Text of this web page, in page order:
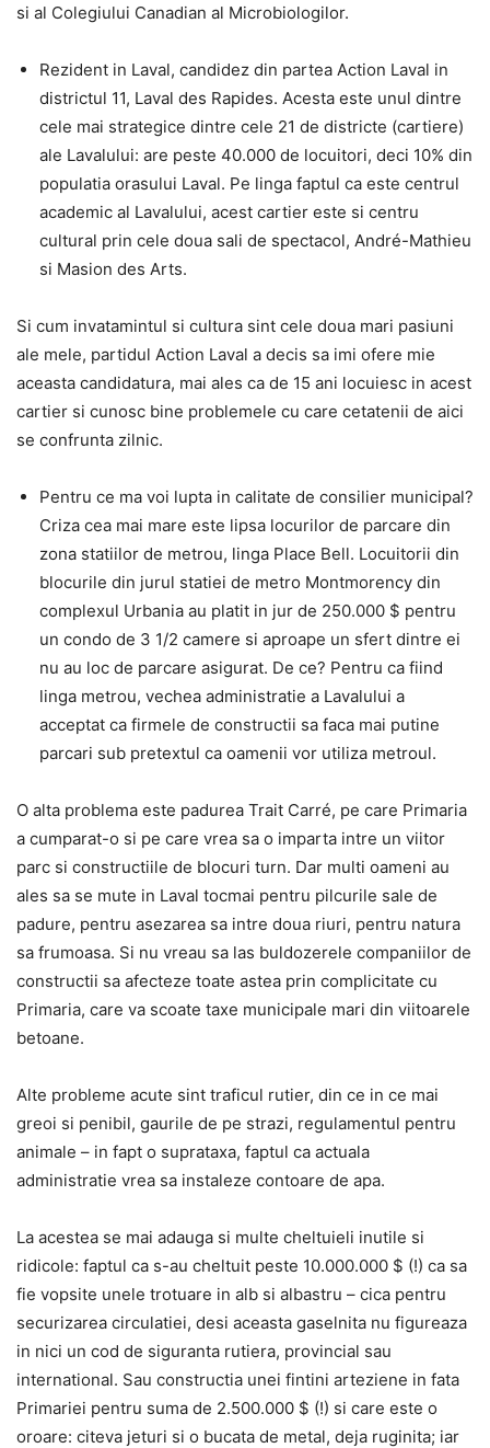
si al Colegiului Canadian al Microbiologilor.
Rezident in Laval, candidez din partea Action Laval in
districtul 11, Laval des Rapides. Acesta este unul dintre
cele mai strategice dintre cele 21 de districte (cartiere)
ale Lavalului: are peste 40.000 de locuitori, deci 10% din
populatia orasului Laval. Pe linga faptul ca este centrul
academic al Lavalului, acest cartier este si centru
cultural prin cele doua sali de spectacol, André-Mathieu
si Masion des Arts.
Si cum invatamintul si cultura sint cele doua mari pasiuni
ale mele, partidul Action Laval a decis sa imi ofere mie
aceasta candidatura, mai ales ca de 15 ani locuiesc in acest
cartier si cunosc bine problemele cu care cetatenii de aici
se confrunta zilnic.
Pentru ce ma voi lupta in calitate de consilier municipal?
Criza cea mai mare este lipsa locurilor de parcare din
zona statiilor de metrou, linga Place Bell. Locuitorii din
blocurile din jurul statiei de metro Montmorency din
complexul Urbania au platit in jur de 250.000 $ pentru
un condo de 3 1/2 camere si aproape un sfert dintre ei
nu au loc de parcare asigurat. De ce? Pentru ca fiind
linga metrou, vechea administratie a Lavalului a
acceptat ca firmele de constructii sa faca mai putine
parcari sub pretextul ca oamenii vor utiliza metroul.
O alta problema este padurea Trait Carré, pe care Primaria
a cumparat-o si pe care vrea sa o imparta intre un viitor
parc si constructiile de blocuri turn. Dar multi oameni au
ales sa se mute in Laval tocmai pentru pilcurile sale de
padure, pentru asezarea sa intre doua riuri, pentru natura
sa frumoasa. Si nu vreau sa las buldozerele companiilor de
constructii sa afecteze toate astea prin complicitate cu
Primaria, care va scoate taxe municipale mari din viitoarele
betoane.
Alte probleme acute sint traficul rutier, din ce in ce mai
greoi si penibil, gaurile de pe strazi, regulamentul pentru
animale – in fapt o suprataxa, faptul ca actuala
administratie vrea sa instaleze contoare de apa.
La acestea se mai adauga si multe cheltuieli inutile si
ridicole: faptul ca s-au cheltuit peste 10.000.000 $ (!) ca sa
fie vopsite unele trotuare in alb si albastru – cica pentru
securizarea circulatiei, desi aceasta gaselnita nu figureaza
in nici un cod de siguranta rutiera, provincial sau
international. Sau constructia unei fintini arteziene in fata
Primariei pentru suma de 2.500.000 $ (!) si care este o
oroare: citeva jeturi si o bucata de metal, deja ruginita; iar